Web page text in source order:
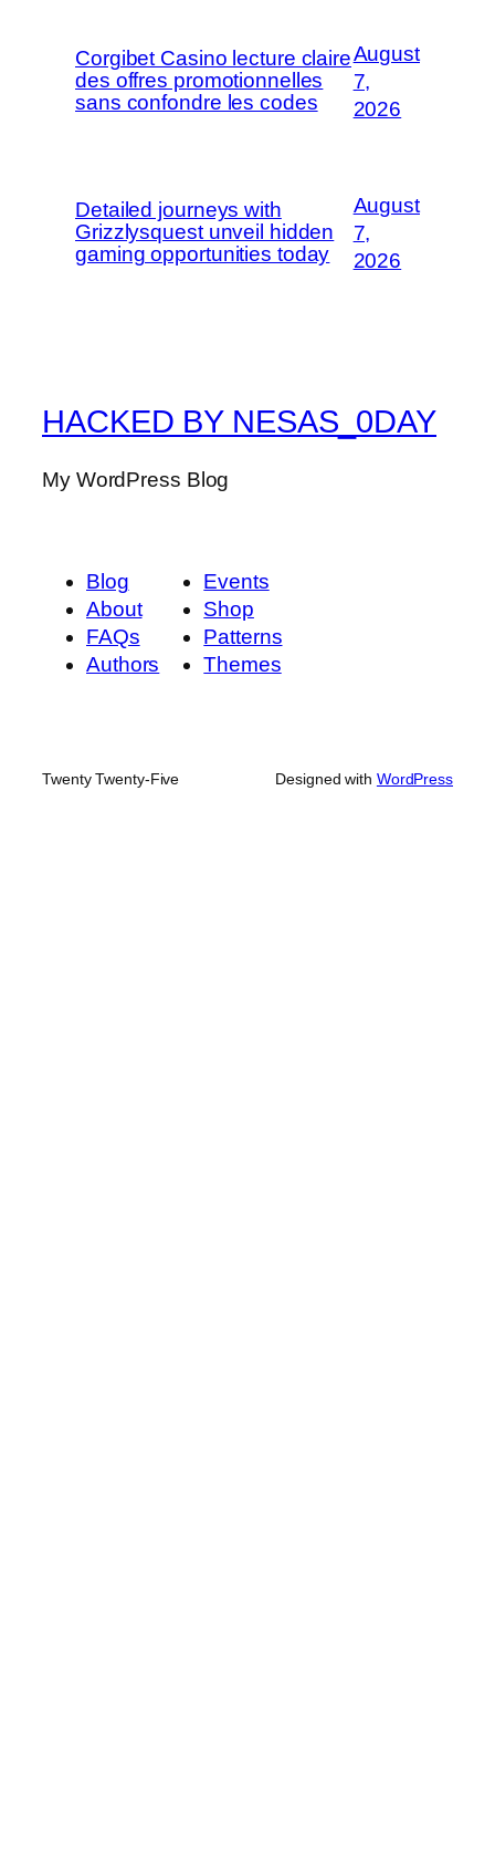
Corgibet Casino lecture claire
des offres promotionnelles
sans confondre les codes
August
7,
2026
Detailed journeys with
Grizzlysquest unveil hidden
gaming opportunities today
August
7,
2026
HACKED BY NESAS_0DAY
My WordPress Blog
Blog
About
FAQs
Authors
Events
Shop
Patterns
Themes
Twenty Twenty-Five Designed with WordPress